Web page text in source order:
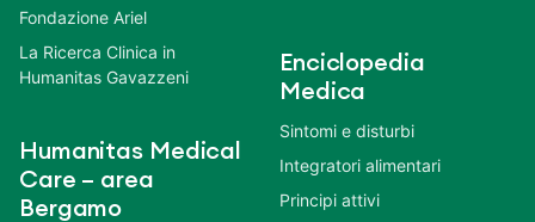
Fondazione Ariel
La Ricerca Clinica in
Humanitas Gavazzeni
Humanitas Medical
Care – area
Bergamo
Enciclopedia
Medica
Sintomi e disturbi
Integratori alimentari
Principi attivi